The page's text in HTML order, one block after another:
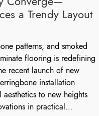
a Trendy Layout
patterns, and smoked
flooring is redefining
recent launch of new
installation
to new heights
in practical